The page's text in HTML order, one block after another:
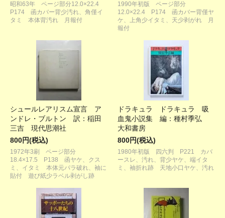
昭和63年 ページ部分12.0×22.4
P174 函カバー背少汚れ、角僅イ
タミ 本体背汚れ 月報付
1990年初版 ページ部分
12.0×22.4 P174 函カバー背僅ヤ
ケ、上角少イタミ、天少剥がれ 月
報付
シュールレアリスム宣言 ア
ンドレ・ブルトン 訳：稲田
三吉 現代思潮社
800円(税込)
1972年3刷 ページ部分
18.4×17.5 P138 函ヤケ、クス
ミ、イタミ 本体元パラ破れ、袖に
貼付 遊び紙少ラベル剥がし跡
ドラキュラ ドラキュラ 吸
血鬼小説集 編：種村季弘
大和書房
800円(税込)
1980年初版 四六判 P221 カバ
ースレ、汚れ、背少ヤケ、端イタ
ミ、袖折れ跡 天地小口ヤケ、汚れ